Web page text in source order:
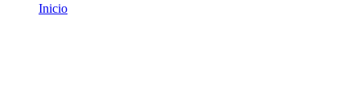
Inicio